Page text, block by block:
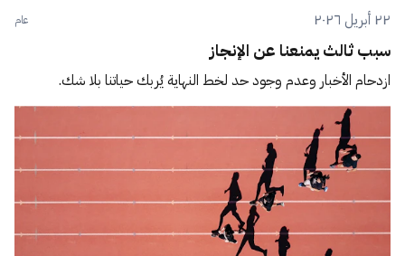
٢٢ أبريل ٢٠٢٦ عام
سبب ثالث يمنعنا عن الإنجاز
ازدحام الأخبار وعدم وجود حد لخط النهاية يُربك حياتنا بلا شك.